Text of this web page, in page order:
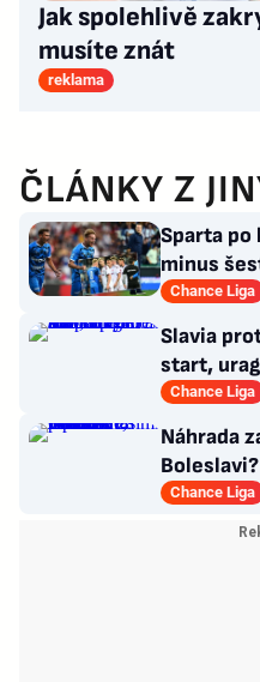
Jak spolehlivě
musíte znát
reklama
ČLÁNKY Z
Sparta po
minus
má silnou
Chance Liga
Slavia
start,
smutná
Chance Liga
Náhrada
přichází
Chance Liga